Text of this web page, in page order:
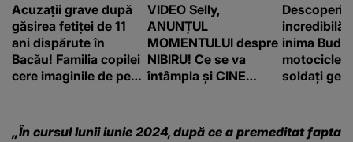
Acuzații grave după
găsirea fetiței de 11
ani dispărute în
Bacău! Familia copilei
cere imaginile de pe
a mai dus sora mea...”
VIDEO Selly,
ANUNȚUL
MOMENTULUI despre
NIBIRU! Ce se va
întâmpla și CINE
e ciudă că..."
incredibilă
inima
soldați
„În cursul lunii iunie 2024, după ce a premeditat fapta